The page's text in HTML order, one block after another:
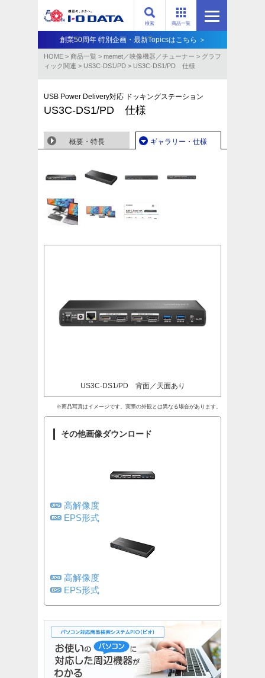
商品一覧
検索
創業50周年 特別企画・最新Topicsはこちら ＞
HOME > 商品一覧 > memet／映像機器／チューナー > グラフ
ィック関連 > US3C-DS1/PD > US3C-DS1/PD 仕様
USB Power Delivery対応 ドッキングステーション
US3C-DS1/PD 仕様
概要・特長 ギャラリー・仕様
US3C-DS1/PD 背面／天面あり
※商品写真はイメージです。実際の外観とは異なる場合があります。
その他画像ダウンロード
高解像度
EPS形式
高解像度
EPS形式